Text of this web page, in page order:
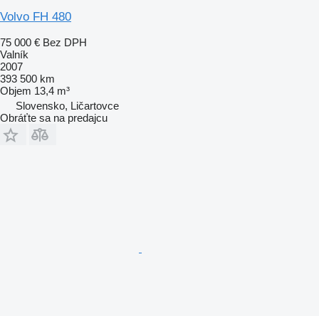
Volvo FH 480
75 000 € Bez DPH
Valník
2007
393 500 km
Objem 13,4 m³
Slovensko, Ličartovce
Obráťte sa na predajcu